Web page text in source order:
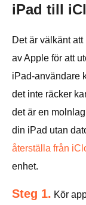
iPad till
Det är välkänt
av Apple för att
iPad-användare
det inte räcker
det är en
din iPad utan
återställa från
enhet.
Steg 1. Kör